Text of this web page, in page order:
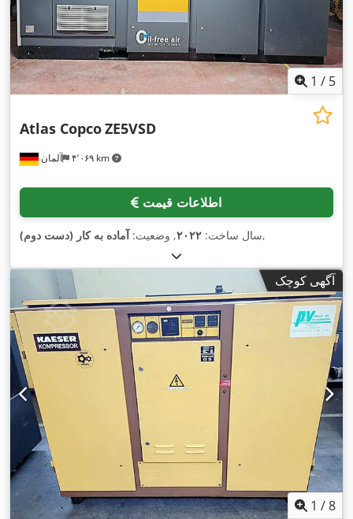
1 / 5
آلمان ۴٬۰۶۹ km
Atlas CopcoZE5VSD
اطلاعات قیمت
سال ساخت: ۲۰۲۲, وضعیت: آماده به کار (دست دوم) ,
آگهی کوچک
1 /8